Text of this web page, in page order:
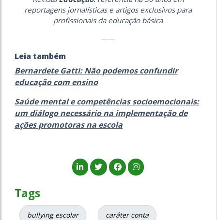
reportagens jornalísticas e artigos exclusivos para
profissionais da educação básica
——
Leia também
Bernardete Gatti: Não podemos confundir
educação com ensino
Saúde mental e competências socioemocionais:
um diálogo necessário na implementação de
ações promotoras na escola
Tags
bullying escolar caráter conta